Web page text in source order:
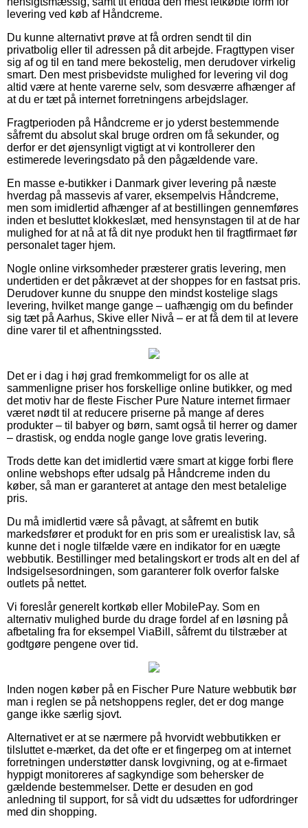
levering ved køb af Håndcreme.
Du kunne alternativt prøve at få ordren sendt til din
privatbolig eller til adressen på dit arbejde. Fragttypen viser
sig af og til en tand mere bekostelig, men derudover virkelig
smart. Den mest prisbevidste mulighed for levering vil dog
altid være at hente varerne selv, som desværre afhænger af
at du er tæt på internet forretningens arbejdslager.
Fragtperioden på Håndcreme er jo yderst bestemmende
såfremt du absolut skal bruge ordren om få sekunder, og
derfor er det øjensynligt vigtigt at vi kontrollerer den
estimerede leveringsdato på den pågældende vare.
En masse e-butikker i Danmark giver levering på næste
hverdag på massevis af varer, eksempelvis Håndcreme,
men som imidlertid afhænger af at bestillingen gennemføres
inden et besluttet klokkeslæt, med hensynstagen til at de har
mulighed for at nå at få dit nye produkt hen til fragtfirmaet før
personalet tager hjem.
Nogle online virksomheder præsterer gratis levering, men
undertiden er det påkrævet at der shoppes for en fastsat pris.
Derudover kunne du snuppe den mindst kostelige slags
levering, hvilket mange gange – uafhængig om du befinder
sig tæt på Aarhus, Skive eller Nivå – er at få dem til at levere
dine varer til et afhentningssted.
Det er i dag i høj grad fremkommeligt for os alle at
sammenligne priser hos forskellige online butikker, og med
det motiv har de fleste Fischer Pure Nature internet firmaer
været nødt til at reducere priserne på mange af deres
produkter – til babyer og børn, samt også til herrer og damer
– drastisk, og endda nogle gange love gratis levering.
Trods dette kan det imidlertid være smart at kigge forbi flere
online webshops efter udsalg på Håndcreme inden du
køber, så man er garanteret at antage den mest betalelige
pris.
Du må imidlertid være så påvagt, at såfremt en butik
markedsfører et produkt for en pris som er urealistisk lav, så
kunne det i nogle tilfælde være en indikator for en uægte
webbutik. Bestillinger med betalingskort er trods alt en del af
Indsigelsesordningen, som garanterer folk overfor falske
outlets på nettet.
Vi foreslår generelt kortkøb eller MobilePay. Som en
alternativ mulighed burde du drage fordel af en løsning på
afbetaling fra for eksempel ViaBill, såfremt du tilstræber at
godtgøre pengene over tid.
Inden nogen køber på en Fischer Pure Nature webbutik bør
man i reglen se på netshoppens regler, det er dog mange
gange ikke særlig sjovt.
Alternativet er at se nærmere på hvorvidt webbutikken er
tilsluttet e-mærket, da det ofte er et fingerpeg om at internet
forretningen understøtter dansk lovgivning, og at e-firmaet
hyppigt monitoreres af sagkyndige som behersker de
gældende bestemmelser. Dette er desuden en god
anledning til support, for så vidt du udsættes for udfordringer
med din shopping.